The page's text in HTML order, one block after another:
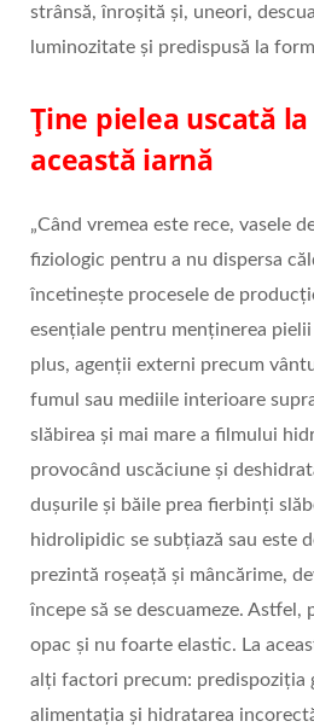
strânsă, înroșită și, uneori,
luminozitate și predispusă la
Ține pielea uscată
această iarnă
„Când vremea este rece, vasele
fiziologic pentru a nu dispersa
încetinește procesele de
esențiale pentru menținerea
plus, agenții externi precum
fumul sau mediile interioare
slăbirea și mai mare a filmului
provocând uscăciune și
dușurile și băile prea fierbinți
hidrolipidic se subțiază sau este
prezintă roșeață și mâncărime,
începe să se descuameze. Astfel,
opac și nu foarte elastic. La
alți factori precum: predispoziția
alimentația și hidratarea